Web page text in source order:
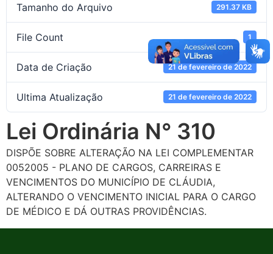
Tamanho do Arquivo 291.37 KB
File Count 1
Data de Criação 21 de fevereiro de 2022
Ultima Atualização 21 de fevereiro de 2022
Lei Ordinária N° 310
DISPÕE SOBRE ALTERAÇÃO NA LEI COMPLEMENTAR
0052005 - PLANO DE CARGOS, CARREIRAS E
VENCIMENTOS DO MUNICÍPIO DE CLÁUDIA,
ALTERANDO O VENCIMENTO INICIAL PARA O CARGO
DE MÉDICO E DÁ OUTRAS PROVIDÊNCIAS.